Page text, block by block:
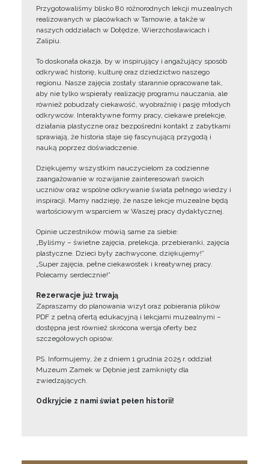
Przygotowaliśmy blisko 80 różnorodnych lekcji muzealnych
realizowanych w placówkach w Tarnowie, a także w
naszych oddziałach w Dołędze, Wierzchosławicach i
Zalipiu.
To doskonała okazja, by w inspirujący i angażujący sposób
odkrywać historię, kulturę oraz dziedzictwo naszego
regionu. Nasze zajęcia zostały starannie opracowane tak,
aby nie tylko wspierały realizację programu nauczania, ale
również pobudzały ciekawość, wyobraźnię i pasję młodych
odkrywców. Interaktywne formy pracy, ciekawe prelekcje,
działania plastyczne oraz bezpośredni kontakt z zabytkami
sprawiają, że historia staje się fascynującą przygodą i
nauką poprzez doświadczenie.
Dziękujemy wszystkim nauczycielom za codzienne
zaangażowanie w rozwijanie zainteresowań swoich
uczniów oraz wspólne odkrywanie świata pełnego wiedzy i
inspiracji. Mamy nadzieję, że nasze lekcje muzealne będą
wartościowym wsparciem w Waszej pracy dydaktycznej.
Opinie uczestników mówią same za siebie:
„Byliśmy – świetne zajęcia, prelekcja, przebieranki, zajęcia
plastyczne. Dzieci były zachwycone, dziękujemy!”
„Super zajęcia, pełne ciekawostek i kreatywnej pracy.
Polecamy serdecznie!”
Rezerwacje już trwają
Zapraszamy do planowania wizyt oraz pobierania plików
PDF z pełną ofertą edukacyjną i lekcjami muzealnymi –
dostępna jest również skrócona wersja oferty bez
szczegółowych opisów.
PS. Informujemy, że z dniem 1 grudnia 2025 r. oddział
Muzeum Zamek w Dębnie jest zamknięty dla
zwiedzających.
Odkryjcie z nami świat pełen historii!